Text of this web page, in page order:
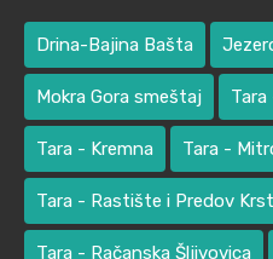
Drina-Bajina Bašta
Mokra Gora smeštaj Tara
Tara - Kremna Tara -
Tara - Rastište i Predov Krst
Tara - Račanska Šljivovica